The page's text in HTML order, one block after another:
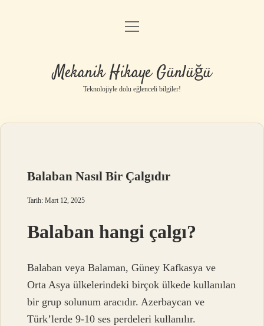
Anasayfa
Yasal Uyarı
menüyü
Mekanik Hikaye Günlüğü
Teknolojiyle dolu eğlenceli bilgiler!
Balaban Nasıl Bir Çalgıdır
Tarih: Mart 12, 2025
Balaban hangi çalgı?
Balaban veya Balaman, Güney Kafkasya ve
Orta Asya ülkelerindeki birçok ülkede kullanılan
bir grup solunum aracıdır. Azerbaycan ve
Türk’lerde 9-10 ses perdeleri kullanılır.